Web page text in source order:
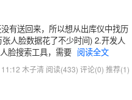
有送回来，所以想从出库仪中找历
人脸数据花了不少时间) 2.开发人
脸搜索工具，需要 阅读全文
木子清 阅读(433) 评论(0) 推荐(1)